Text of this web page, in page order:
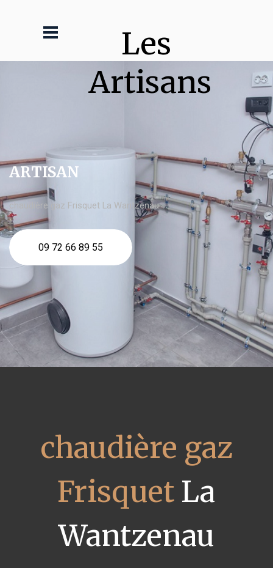
Les
Artisans
ARTISAN
chaudière gaz Frisquet La Wantzenau
09 72 66 89 55
chaudière gaz
Frisquet La
Wantzenau